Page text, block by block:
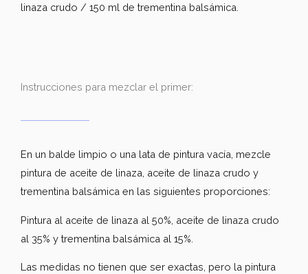
linaza crudo / 150 ml de trementina balsámica.
Instrucciones para mezclar el primer:
En un balde limpio o una lata de pintura vacía, mezcle
pintura de aceite de linaza, aceite de linaza crudo y
trementina balsámica en las siguientes proporciones:
Pintura al aceite de linaza al 50%, aceite de linaza crudo
al 35% y trementina balsámica al 15%.
Las medidas no tienen que ser exactas, pero la pintura